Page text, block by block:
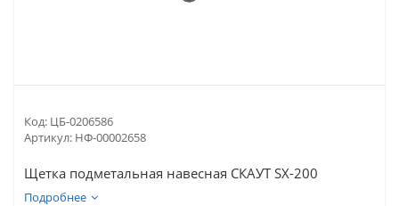
Код: ЦБ-0206586
Артикул: НФ-00002658
Щетка подметальная навесная СКАУТ SX-200
Подробнее